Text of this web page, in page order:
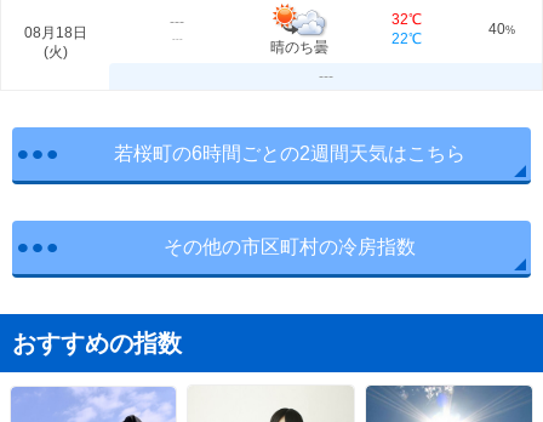
08月18日
(火)
---
---
晴のち曇
32℃
22℃
40%
---
若桜町の6時間ごとの2週間天気はこちら
その他の市区町村の冷房指数
おすすめの指数